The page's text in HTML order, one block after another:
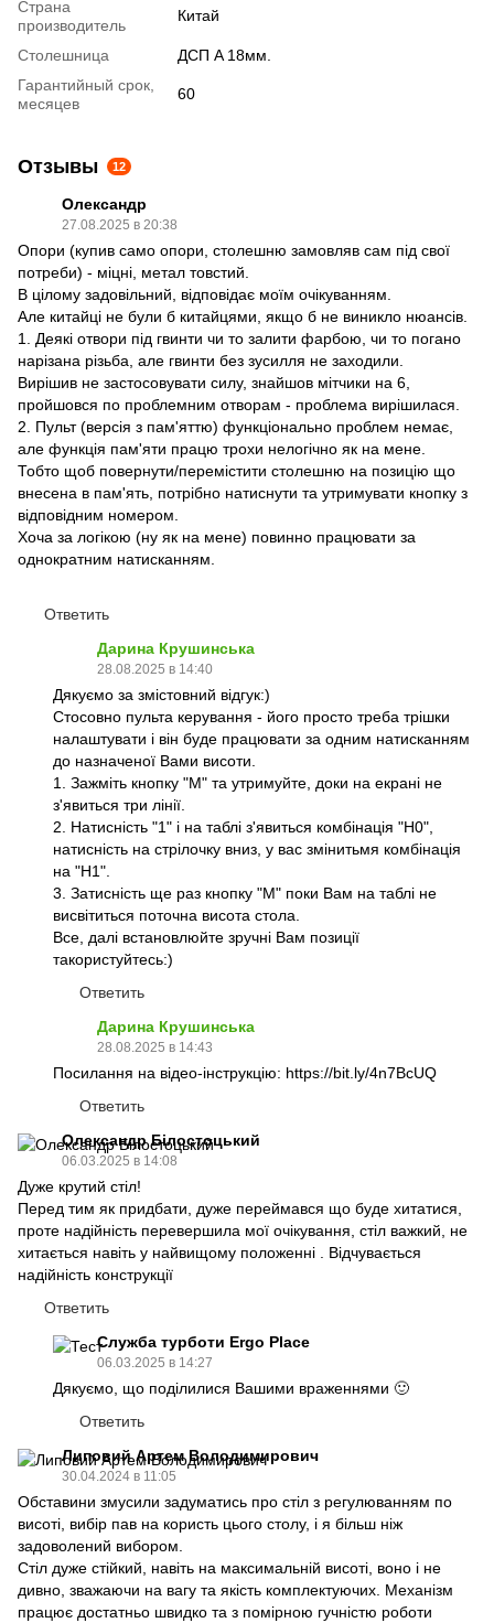
Страна
производитель
Китай
Столешница
ДСП A 18мм.
Гарантийный срок,
месяцев
60
Отзывы 12
Олександр
27.08.2025 в 20:38
Опори (купив само опори, столешню замовляв сам під свої
потреби) - міцні, метал товстий.
В цілому задовільний, відповідає моїм очікуванням.
Але китайці не були б китайцями, якщо б не виникло нюансів.
1. Деякі отвори під гвинти чи то залити фарбою, чи то погано
нарізана різьба, але гвинти без зусилля не заходили.
Вирішив не застосовувати силу, знайшов мітчики на 6,
пройшовся по проблемним отворам - проблема вирішилася.
2. Пульт (версія з пам'яттю) функціонально проблем немає,
але функція пам'яти працю трохи нелогічно як на мене.
Тобто щоб повернути/перемістити столешню на позицію що
внесена в пам'ять, потрібно натиснути та утримувати кнопку з
відповідним номером.
Хоча за логікою (ну як на мене) повинно працювати за
однократним натисканням.
Ответить
Дарина Крушинська
28.08.2025 в 14:40
Дякуємо за змістовний відгук:)
Стосовно пульта керування - його просто треба трішки
налаштувати і він буде працювати за одним натисканням
до назначеної Вами висоти.
1. Зажміть кнопку "М" та утримуйте, доки на екрані не
з'явиться три лінії.
2. Натисність "1" і на таблі з'явиться комбінація "Н0",
натисність на стрілочку вниз, у вас змінитьмя комбінація
на "H1".
3. Затисність ще раз кнопку "М" поки Вам на таблі не
висвітиться поточна висота стола.
Все, далі встановлюйте зручні Вам позиції
такористуйтесь:)
Ответить
Дарина Крушинська
28.08.2025 в 14:43
Посилання на відео-інструкцію: https://bit.ly/4n7BcUQ
Ответить
Олександр Білостоцький
06.03.2025 в 14:08
Дуже крутий стіл!
Перед тим як придбати, дуже переймався що буде хитатися,
проте надійність перевершила мої очікування, стіл важкий, не
хитається навіть у найвищому положенні . Відчувається
надійність конструкції
Ответить
Служба турботи Ergo Place
06.03.2025 в 14:27
Дякуємо, що поділилися Вашими враженнями 🙂
Ответить
Липовий Артем Володимирович
30.04.2024 в 11:05
Обставини змусили задуматись про стіл з регулюванням по
висоті, вибір пав на користь цього столу, і я більш ніж
задоволений вибором.
Стіл дуже стійкий, навіть на максимальній висоті, воно і не
дивно, зважаючи на вагу та якість комплектуючих. Механізм
працює достатньо швидко та з помірною гучністю роботи